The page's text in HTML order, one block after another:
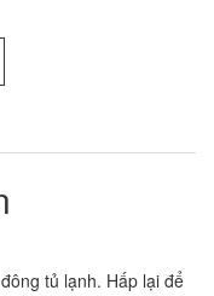
tủ lạnh. Hấp lại để